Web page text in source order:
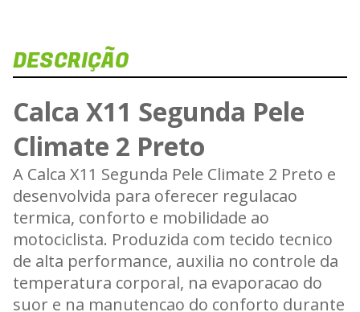
DESCRIÇÃO
Calca X11 Segunda Pele
Climate 2 Preto
A Calca X11 Segunda Pele Climate 2 Preto e
desenvolvida para oferecer regulacao
termica, conforto e mobilidade ao
motociclista. Produzida com tecido tecnico
de alta performance, auxilia no controle da
temperatura corporal, na evaporacao do
suor e na manutencao do conforto durante